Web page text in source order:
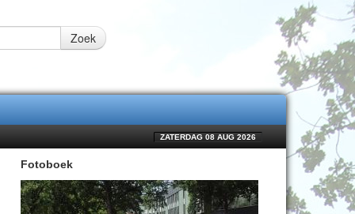
Zoek
ZATERDAG 08 AUG 2026
Fotoboek